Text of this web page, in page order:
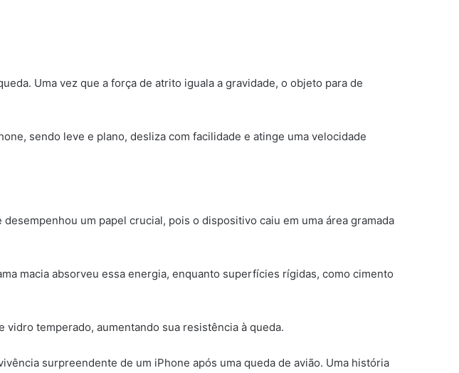
Uma vez que a força de atrito iguala a gravidade, o objeto para de
sendo leve e plano, desliza com facilidade e atinge uma velocidade
um papel crucial, pois o dispositivo caiu em uma área gramada
macia absorveu essa energia, enquanto superfícies rígidas, como cimento
temperado, aumentando sua resistência à queda.
surpreendente de um iPhone após uma queda de avião. Uma história